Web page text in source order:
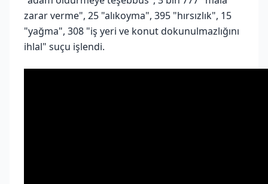
zarar verme", 25 "alıkoyma", 395 "hırsızlık", 15
"yağma", 308 "iş yeri ve konut dokunulmazlığını
ihlal" suçu işlendi.